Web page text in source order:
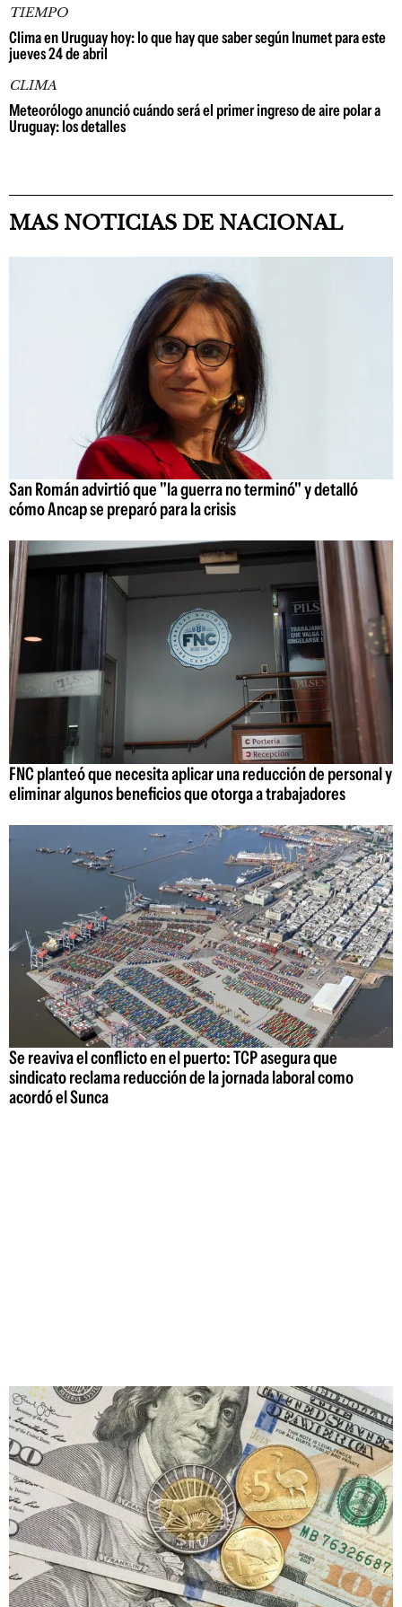
TIEMPO
Clima en Uruguay hoy: lo que hay que saber según Inumet para este
jueves 24 de abril
CLIMA
Meteorólogo anunció cuándo será el primer ingreso de aire polar a
Uruguay: los detalles
MAS NOTICIAS DE NACIONAL
San Román advirtió que "la guerra no terminó" y detalló
cómo Ancap se preparó para la crisis
FNC planteó que necesita aplicar una reducción de personal y
eliminar algunos beneficios que otorga a trabajadores
Se reaviva el conflicto en el puerto: TCP asegura que
sindicato reclama reducción de la jornada laboral como
acordó el Sunca